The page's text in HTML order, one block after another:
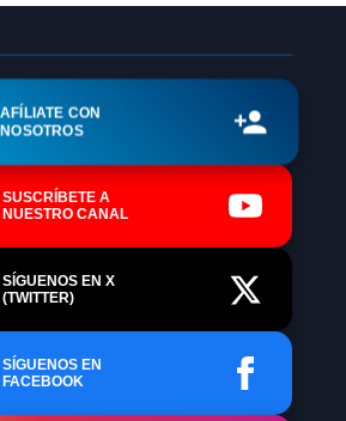
AFÍLIATE CON
NOSOTROS
SUSCRÍBETE A
NUESTRO CANAL
SÍGUENOS EN X
(TWITTER)
SÍGUENOS EN
FACEBOOK